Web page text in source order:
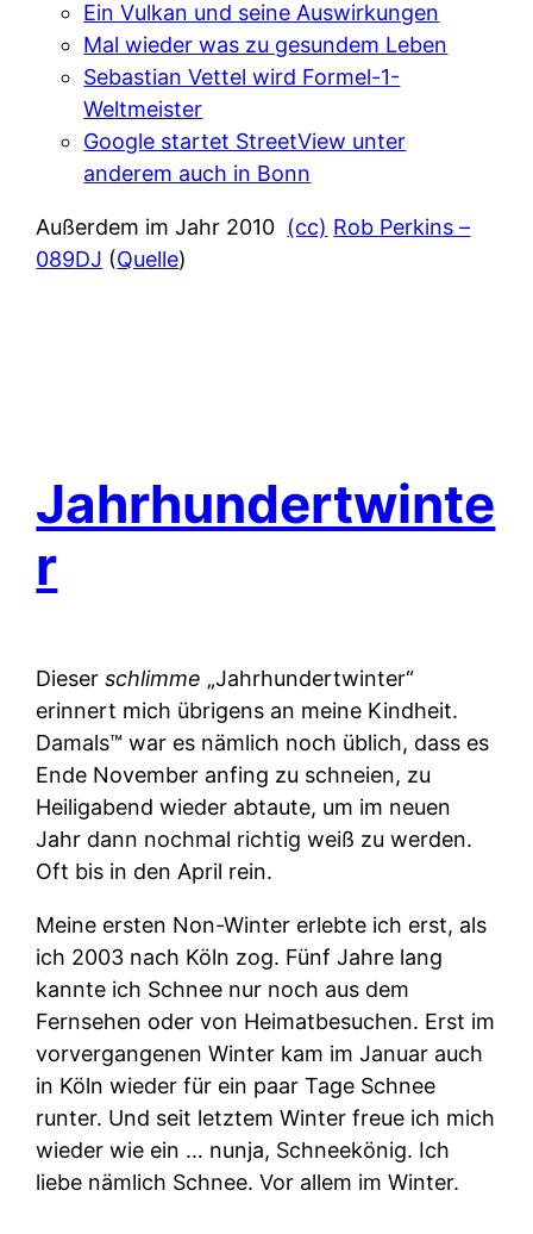
Ein Vulkan und seine Auswirkungen
Mal wieder was zu gesundem Leben
Sebastian Vettel wird Formel-1-
Weltmeister
Google startet StreetView unter
anderem auch in Bonn
Außerdem im Jahr 2010 (cc) Rob Perkins –
089DJ (Quelle)
Jahrhundertwinte
r
Dieserschlimme „Jahrhundertwinter“
erinnert mich übrigens an meine Kindheit.
Damals™ war es nämlich noch üblich, dass es
Ende November anfing zu schneien, zu
Heiligabend wieder abtaute, um im neuen
Jahr dann nochmal richtig weiß zu werden.
Oft bis in den April rein.
Meine ersten Non-Winter erlebte ich erst, als
ich 2003 nach Köln zog. Fünf Jahre lang
kannte ich Schnee nur noch aus dem
Fernsehen oder von Heimatbesuchen. Erst im
vorvergangenen Winter kam im Januar auch
in Köln wieder für ein paar Tage Schnee
runter. Und seit letztem Winter freue ich mich
wieder wie ein … nunja, Schneekönig. Ich
liebe nämlich Schnee. Vor allem im Winter.